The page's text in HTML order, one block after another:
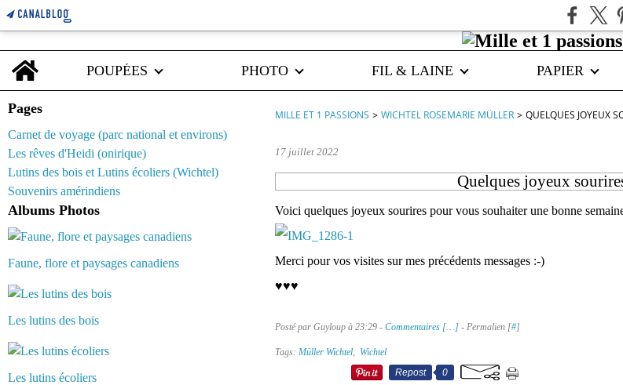
Home
POUPÉES
PHOTO FIL & LAINE PAPIER
Pages
Carnet de voyage (parc national et environs)
Les rêves d'Heidi (onirique)
Lutins des bois et Lutins écoliers (Wichtel)
Souvenirs amérindiens
Albums Photos
Faune, flore et paysages canadiens
Les lutins des bois
Les lutins écoliers
MILLE ET 1 PASSIONS > WICHTEL ROSEMARIE MÜLLER > QUELQUES JOYEUX
17 juillet 2022
Quelques joyeux
Voici quelques joyeux sourires pour vous souhaiter une bonne
Merci pour vos visites sur mes précédents messages :-)
♥♥♥
Posté par Guyloup à 23:29 - Commentaires […] - Permalien [#]
Tags: Müller Wichtel, Wichtel
Repost
0